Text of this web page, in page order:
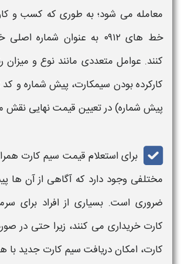
معامله می شود؛ به طوری که کسب و
خط های۰۹۱۲ به عنوان شماره اصلی
کنند. عوامل متعددی مانند نوع و میزان
کارکرده بودن سیمکارت، پیش شماره و کد
پیش شماره) در تعیین قیمتنهایی نقش
برایاستعلام قیمت سیم کارت
مختلفی وجود دارد که آگاهی از آن ها
ضروری است. بسیاری از افراد برای
کارت خریداری می کنند، زیرا حتی در
کارت، امکان دریافت سیم کارتجدید با